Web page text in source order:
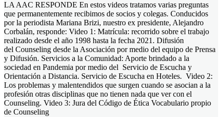
LA AAC RESPONDE En estos videos tratamos varias preguntas
que permanentemente recibimos de socios y colegas. Conducidos
por la periodista Mariana Brizi, nuestro ex presidente, Alejandro
Corbalán, responde: Video 1: Matrícula: recorrido sobre el trabajo
realizado desde el año 1998 hasta la fecha 2021. Difusión
del Counseling desde la Asociación por medio del equipo de Prensa
y Difusión. Servicios a la Comunidad: Aporte brindado a la
sociedad en Pandemia por medio del Servicio de Escucha y
Orientación a Distancia. Servicio de Escucha en Hoteles. Video 2:
Los problemas y malentendidos que surgen cuando se asocian a la
profesión otras disciplinas que no tienen nada que ver con el
Counseling. Video 3: Jura del Código de Ética Vocabulario propio
de Counseling